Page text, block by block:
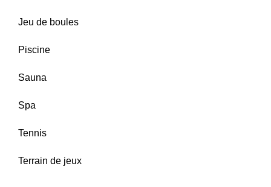
Jeu de boules
Piscine
Sauna
Spa
Tennis
Terrain de jeux